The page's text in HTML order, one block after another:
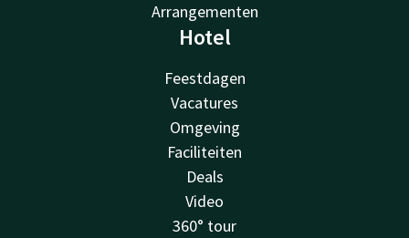
Arrangementen
Hotel
Feestdagen
Vacatures
Omgeving
Faciliteiten
Deals
Video
360° tour